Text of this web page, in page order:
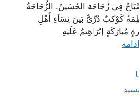
فِى زُجَاجَة الحُسَینُ. الزُّجَاجَةُ
كَوْکبٌ دُرِّىٌّ بَینَ نِسَآءِ أَهْلِ
مُبارَكَةٍ إبْرَاهِیمُ عَلَیهِ
ادامه